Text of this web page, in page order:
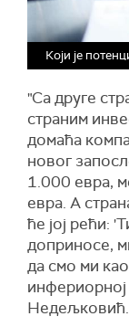
Који је
"Са друге
страним
домаћа
новог
1.000 евра,
евра. А
ће јој рећи:
доприносе,
да смо ми
Недељковић.